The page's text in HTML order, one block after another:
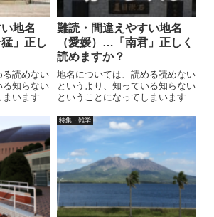
地名
」正し
る読めない
る知らない
います。
、正しく読
でお願いし
ませんよ
難読・間違えやすい地名
（愛媛）…「南君」正しく
読めますか？
地名については、読める読めない
というより、知っている知らない
ということになってしまいます。
名がありますが、正しく読めます
か？答えは本文でお願いします。
知らないと読めませんよね？
特集・雑学